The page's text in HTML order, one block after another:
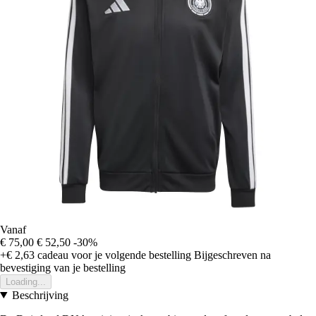
Vanaf
€ 75,00 € 52,50 -30%
+€ 2,63 cadeau voor je volgende bestelling Bijgeschreven na
bevestiging van je bestelling
Loading...
Beschrijving